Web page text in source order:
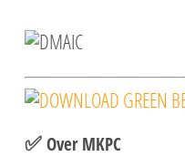
✅ Over MKPC